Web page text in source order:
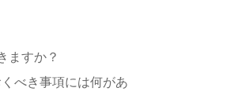
ますか？
べき事項には何があ